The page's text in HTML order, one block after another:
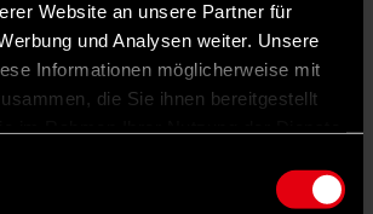
Website an unsere Partner für
und Analysen weiter. Unsere
Informationen möglicherweise mit
die Sie ihnen bereitgestellt